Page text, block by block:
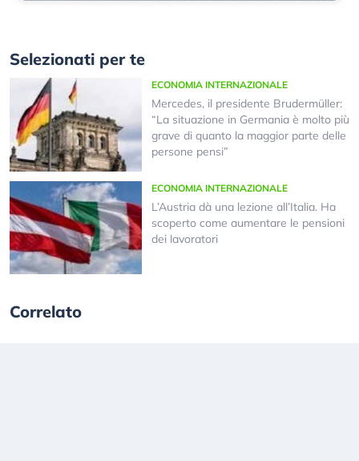
Selezionati per te
ECONOMIA INTERNAZIONALE
Mercedes, il presidente Brudermüller:
“La situazione in Germania è molto più
grave di quanto la maggior parte delle
persone pensi”
ECONOMIA INTERNAZIONALE
L’Austria dà una lezione all’Italia. Ha
scoperto come aumentare le pensioni
dei lavoratori
Correlato